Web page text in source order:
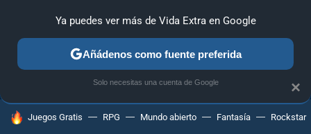
ANÁLISIS GUÍAS Y TRUCOS PC SONY NINTENDO
HOY SE HABLA DE
Juegos Gratis RPG Mundo abierto Fantasía Rockstar
×
Ya puedes ver más de Vida Extra en Google
Añádenos como fuente preferida
Solo necesitas una cuenta de Google